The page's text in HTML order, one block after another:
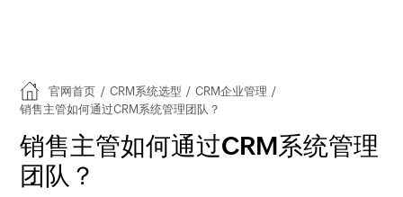
官网首页 / CRM系统选型 / CRM企业管理 /
销售主管如何通过CRM系统管理团队？
销售主管如何通过CRM系统管理
团队？